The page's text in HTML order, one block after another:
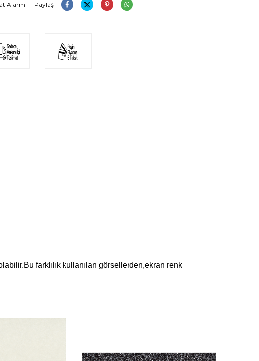
Alarmı Paylaş
farklılık kullanılan görsellerden,ekran renk